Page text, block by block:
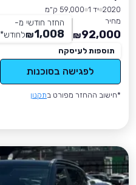
2020 יד 1
59,000 ק״מ
מחיר
92,000
₪
החזר חודשי מ-
1,008
₪לחודש*
תוספות לעיסקה
לפגישה בסוכנות
*חישוב ההחזר מפורט בתקנון